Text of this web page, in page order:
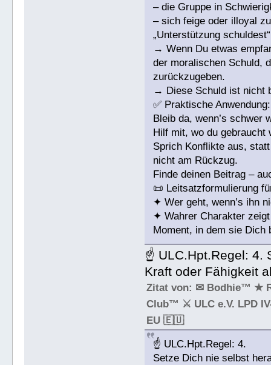
– die Gruppe in
– sich feige oder illoyal
„Unterstützung schuldest“
→ Wenn Du etwas
der moralischen Schuld,
zurückzugeben.
→ Diese Schuld ist nicht
✅ Praktische Anwendung:
Bleib da, wenn’s schwer
Hilf mit, wo du gebraucht
Sprich Konflikte aus,
nicht am Rückzug.
Finde deinen Beitrag –
📜 Leitsatzformulierung
✦ Wer geht, wenn’s ihn
✦ Wahrer Charakter
Moment, in dem sie Dich
☝ ULC.Hpt.Regel: 4.
Kraft oder Fähigkeit
Zitat von: ✉ Bodhie™ ★
Club™ ⚔ ULC e.V. LPD
EU 🇪🇺
☝ ULC.Hpt.Regel: 4.
Setze Dich nie selbst